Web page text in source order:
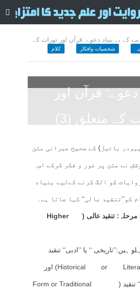
کے بے بنیاد دعوے: قرآن اور تورات کے
شخصیات وافکار کلام
دعوے: قرآن اور
کے متعلق (3)
86 منٹ چاہیں بائبل) کے صحیح عبرانی متن
نے متن پر غور و فکر کرکے اس
کو الگ کرنے کےلیے بنیاد
کو’’تنقید عالی‘‘ کہا جاتا ہے۔
نقدِ بائبل کا دوسرا مرحلہ: تنقید عالی (Higher
ہیں:’’تاریخی ‘‘ یا ’’ادبی‘‘ تنقید
(Historical or Literary Criticism) اور
’’نوعی‘‘ یا ’’روایتی‘‘ تنقید ( Form or Traditional